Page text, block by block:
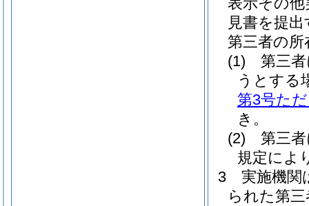
見書を提
第三者の
(1)
第三
うとする
第3号た
き。
(2)
第三
規定によ
3
実施機関
られた第